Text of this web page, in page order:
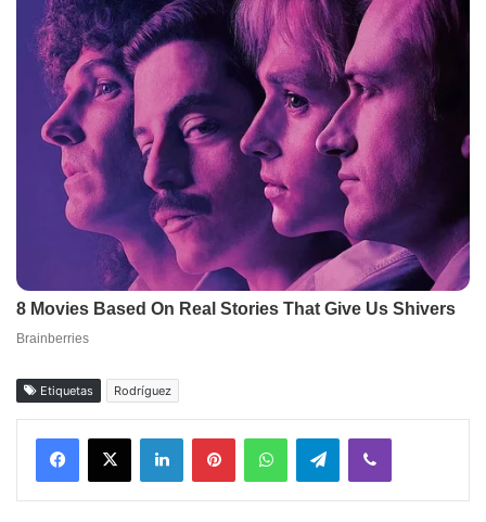
Etiquetas Rodríguez
Facebook
X LinkedInPinterestWhatsAppTelegramViber